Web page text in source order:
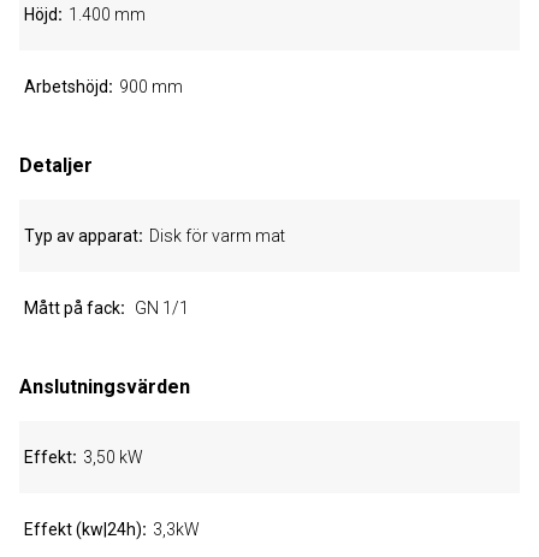
Höjd 1.400 mm
Arbetshöjd 900 mm
Detaljer
Typ av apparat Disk för varm mat
Mått på fack GN 1/1
Anslutningsvärden
Effekt 3,50 kW
Effekt (kw|24h) 3,3kW